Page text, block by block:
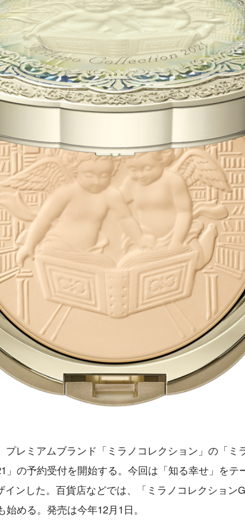
プレミアムブランド「ミラノコレクション」の「ミ
」の予約受付を開始する。今回は「知る幸せ」をテ
インした。百貨店などでは、「ミラノコレクション
める。発売は今年12月1日。